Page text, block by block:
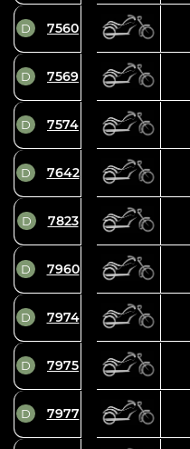
D 7560
D 7569
D 7574
D 7642
D 7823
D 7960
D 7974
D 7975
D 7977